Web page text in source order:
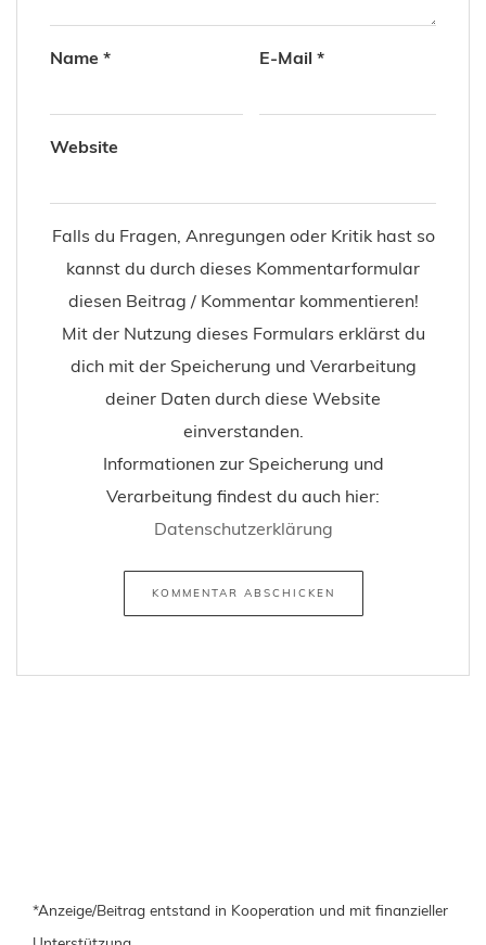
Name * E-Mail *
Website
Falls du Fragen, Anregungen oder Kritik hast so
kannst du durch dieses Kommentarformular
diesen Beitrag / Kommentar kommentieren!
Mit der Nutzung dieses Formulars erklärst du
dich mit der Speicherung und Verarbeitung
deiner Daten durch diese Website
einverstanden.
Informationen zur Speicherung und
Verarbeitung findest du auch hier:
Datenschutzerklärung
*Anzeige/Beitrag entstand in Kooperation und mit finanzieller